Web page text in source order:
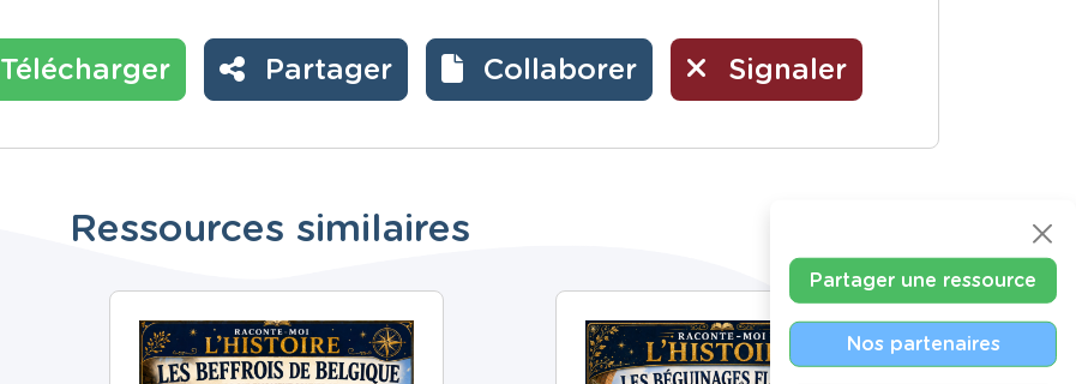
Télécharger Partager Collaborer Signaler
Ressources similaires
Partager une ressource
Nos partenaires